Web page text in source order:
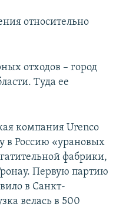
относительно
отходов – город
Туда ее
компания Urenco
в Россию «урановых
фабрики,
Первую партию
в Санкт-
велась в 500